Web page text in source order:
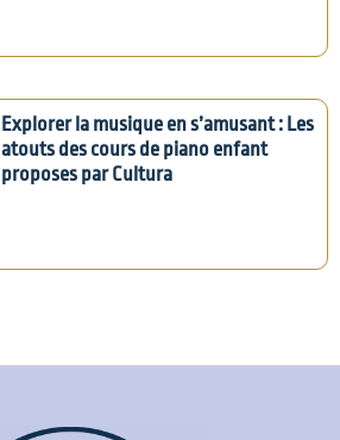
Explorer la musique en s’amusant : Les
atouts des cours de piano enfant
proposes par Cultura